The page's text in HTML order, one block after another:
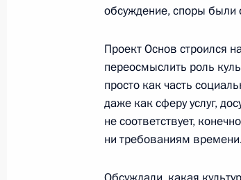
Встреча
Совета Федерации
6 октября 2016 года, 19:00
обсуждение, споры были
Проект Основ строился
переосмыслить роль
просто как часть
даже как сферу услуг,
не соответствует,
ни требованиям